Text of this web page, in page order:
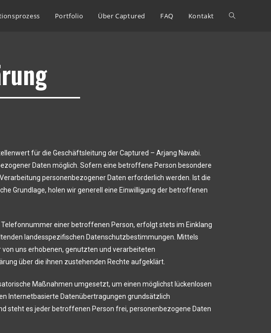
Portfolio Über Captured FAQ Kontakt
für die Geschäftsleitung der Captured – Arjang Navabi.
Daten möglich. Sofern eine betroffene Person besondere
personenbezogener Daten erforderlich werden. Ist die
Grundlage, holen wir generell eine Einwilligung der betroffenen
einer betroffenen Person, erfolgt stets im Einklang
landesspezifischen Datenschutzbestimmungen. Mittels
uns erhobenen, genutzten und verarbeiteten
über die ihnen zustehenden Rechte aufgeklärt.
Maßnahmen umgesetzt, um einen möglichst lückenlosen
Internetbasierte Datenübertragungen grundsätzlich
steht es jeder betroffenen Person frei, personenbezogene Daten